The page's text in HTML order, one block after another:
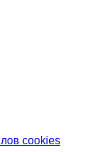
cookies